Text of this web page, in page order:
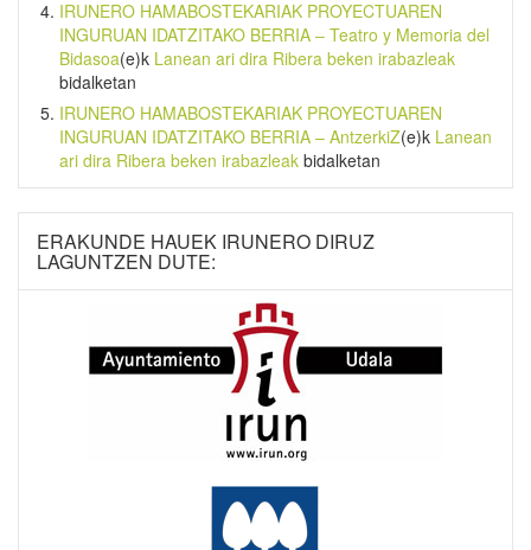
IRUNERO HAMABOSTEKARIAK PROYECTUAREN
INGURUAN IDATZITAKO BERRIA – Teatro y Memoria del
Bidasoa(e)k Lanean ari dira Ribera beken irabazleak
bidalketan
IRUNERO HAMABOSTEKARIAK PROYECTUAREN
INGURUAN IDATZITAKO BERRIA – AntzerkiZ(e)k Lanean
ari dira Ribera beken irabazleak bidalketan
ERAKUNDE HAUEK IRUNERO DIRUZ
LAGUNTZEN DUTE: